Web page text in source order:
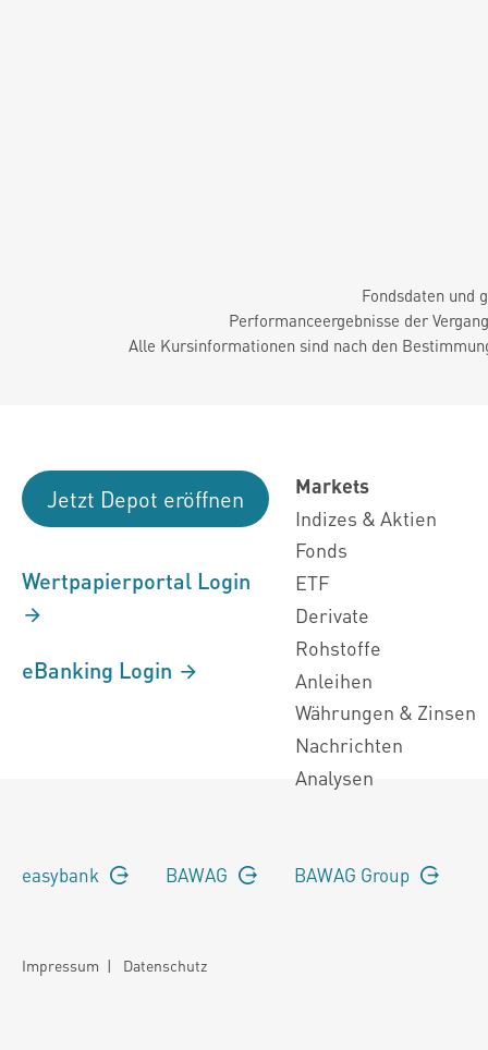
Fondsdaten und
Performanceergebnisse der
Alle Kursinformationen sind nach den
Jetzt Depot eröffnen
Wertpapierportal Login
eBanking Login
Markets
Indizes & Aktien
Fonds
ETF
Derivate
Rohstoffe
Anleihen
Währungen & Zinsen
Nachrichten
Analysen
easybank BAWAG BAWAG Group
Impressum | Datenschutz